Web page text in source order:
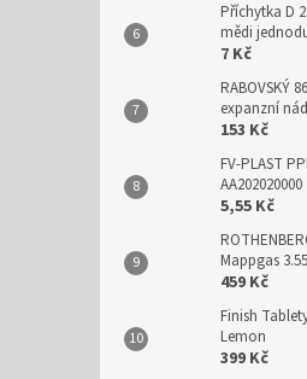
Příchytka D
mědi
7 Kč
RABOVSKÝ
expanzní
153 Kč
FV-PLAST
AA202020000
5,55 Kč
Mappgas
459 Kč
Finish
Lemon
399 Kč